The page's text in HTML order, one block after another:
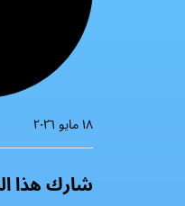
١٨ مايو ٢٠٢٦
شارك هذا